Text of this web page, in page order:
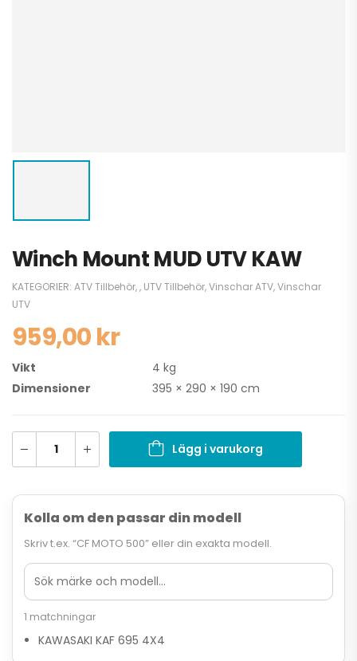
Winch Mount MUD UTV KAW
KATEGORIER: ATV Tillbehör,, UTV Tillbehör,Vinschar ATV,Vinschar
UTV
959,00kr
Vikt
4 kg
Dimensioner
395 × 290 × 190 cm
Lägg i varukorg
Kolla om den passar din modell
Skriv t.ex. “CF MOTO 500” eller din exakta modell.
1 matchningar
KAWASAKI KAF 695 4X4